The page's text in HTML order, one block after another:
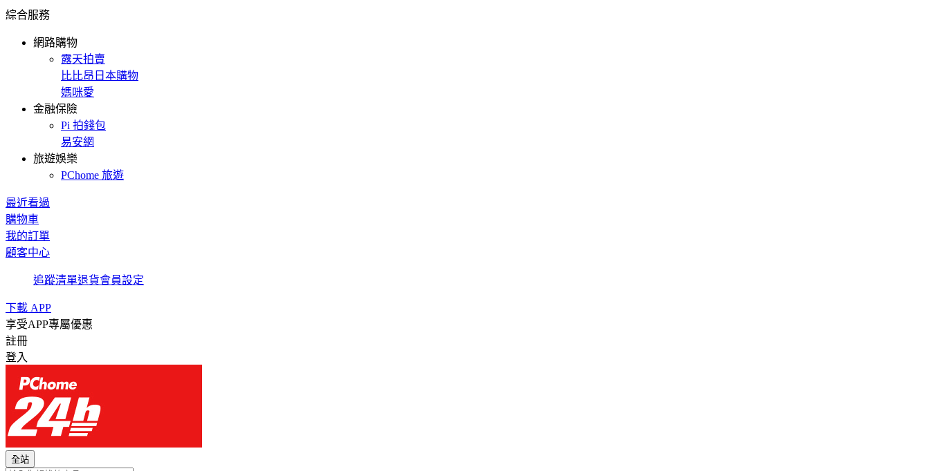
綜合服務
網路購物
露天拍賣
比比昂日本購物
媽咪愛
金融保險
Pi 拍錢包
易安網
旅遊娛樂
PChome 旅遊
最近看過
購物車
我的訂單
顧客中心
追蹤清單退貨會員設定
下載 APP
享受APP專屬優惠
註冊
登入
全站